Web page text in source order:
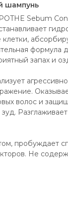
шампунь
Sebum
формула
запах и
волос и
пробуждает
Не